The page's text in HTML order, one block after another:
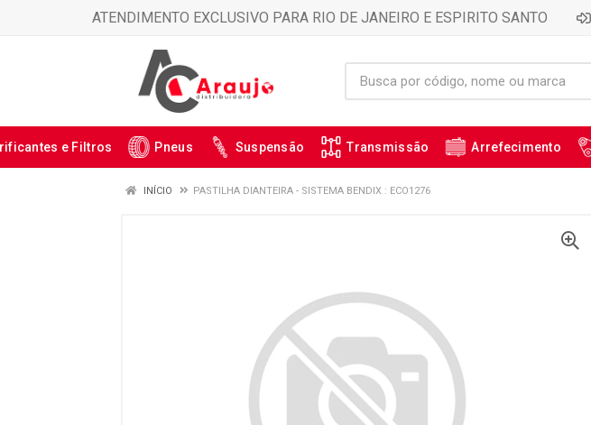
ATENDIMENTO EXCLUSIVO PARA RIO DE JANEIRO E ESPIRITO SANTO
e Filtros Pneus Suspensão Transmissão Arrefecimento
INÍCIO PASTILHA DIANTEIRA - SISTEMA BENDIX : ECO1276